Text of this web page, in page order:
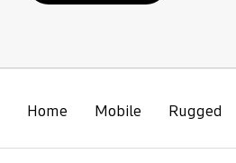
Home Mobile Rugged